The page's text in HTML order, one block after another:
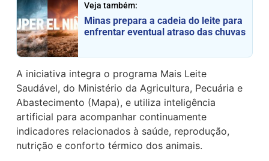
Veja também:
Minas prepara a cadeia do leite para
enfrentar eventual atraso das chuvas
A iniciativa integra o programa Mais Leite
Saudável, do Ministério da Agricultura, Pecuária e
Abastecimento (Mapa), e utiliza inteligência
artificial para acompanhar continuamente
indicadores relacionados à saúde, reprodução,
nutrição e conforto térmico dos animais.